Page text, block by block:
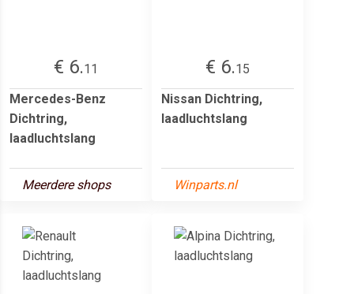
€ 6.11
Mercedes-Benz
Dichtring,
laadluchtslang
Meerdere shops
€ 6.15
Nissan Dichtring,
laadluchtslang
Winparts.nl